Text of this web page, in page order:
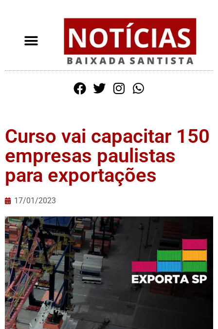
Curso vai capacitar 150
empresas paulistas
para exportações
17/01/2023